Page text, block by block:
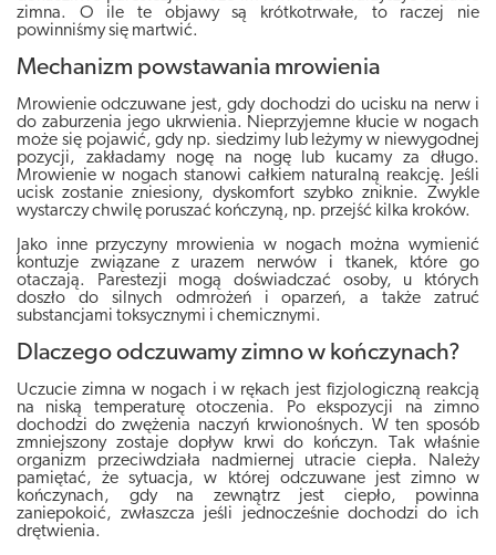
zimna. O ile te objawy są krótkotrwałe, to raczej nie
powinniśmy się martwić.
Mechanizm powstawania mrowienia
Mrowienie odczuwane jest, gdy dochodzi do ucisku na nerw i
do zaburzenia jego ukrwienia. Nieprzyjemne kłucie w nogach
może się pojawić, gdy np. siedzimy lub leżymy w niewygodnej
pozycji, zakładamy nogę na nogę lub kucamy za długo.
Mrowienie w nogach stanowi całkiem naturalną reakcję. Jeśli
ucisk zostanie zniesiony, dyskomfort szybko zniknie. Zwykle
wystarczy chwilę poruszać kończyną, np. przejść kilka kroków.
Jako inne przyczyny mrowienia w nogach można wymienić
kontuzje związane z urazem nerwów i tkanek, które go
otaczają. Parestezji mogą doświadczać osoby, u których
doszło do silnych odmrożeń i oparzeń, a także zatruć
substancjami toksycznymi i chemicznymi.
Dlaczego odczuwamy zimno w kończynach?
Uczucie zimna w nogach i w rękach jest fizjologiczną reakcją
na niską temperaturę otoczenia. Po ekspozycji na zimno
dochodzi do zwężenia naczyń krwionośnych. W ten sposób
zmniejszony zostaje dopływ krwi do kończyn. Tak właśnie
organizm przeciwdziała nadmiernej utracie ciepła. Należy
pamiętać, że sytuacja, w której odczuwane jest zimno w
kończynach, gdy na zewnątrz jest ciepło, powinna
zaniepokoić, zwłaszcza jeśli jednocześnie dochodzi do ich
drętwienia.